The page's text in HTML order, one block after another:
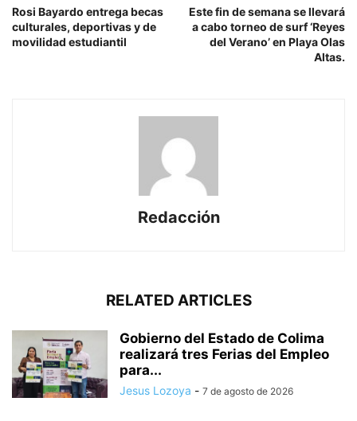
Rosi Bayardo entrega becas
culturales, deportivas y de
movilidad estudiantil
Este fin de semana se llevará
a cabo torneo de surf ‘Reyes
del Verano’ en Playa Olas
Altas.
Redacción
RELATED ARTICLES
Gobierno del Estado de Colima
realizará tres Ferias del Empleo
para...
Jesus Lozoya - 7 de agosto de 2026